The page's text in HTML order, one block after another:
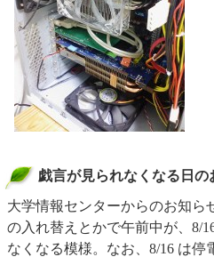
戯言が見られなくなる日の
大学情報センターからのお知ら
の入れ替えとかで午前中が、8/
なくなる模様。なお、8/16 は